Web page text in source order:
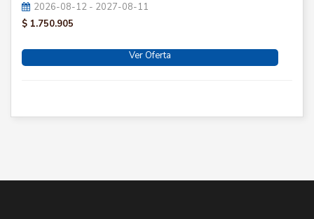
2026-08-12 - 2027-08-11
$ 1.750.905
Ver Oferta